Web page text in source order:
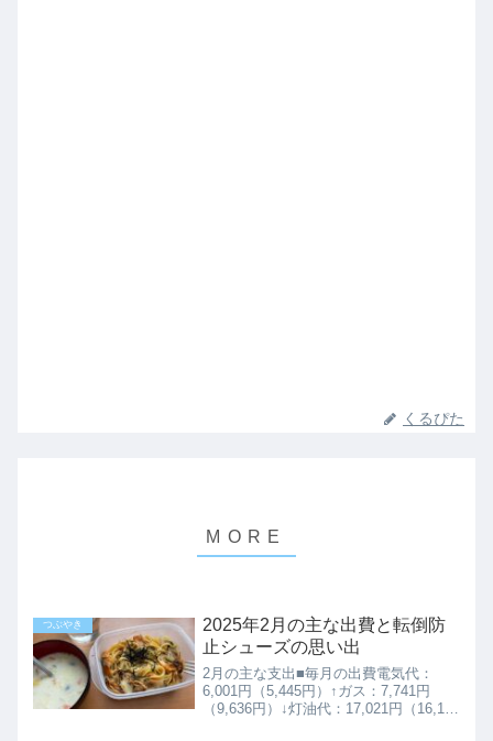
くるぴた
つぶやき
2025年2月の主な出費と転倒防
止シューズの思い出
2月の主な支出■毎月の出費電気代：
6,001円（5,445円）↑ガス：7,741円
（9,636円）↓灯油代：17,021円（16,127